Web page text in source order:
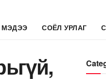
МЭДЭЭ СОЁЛ УРЛАГ